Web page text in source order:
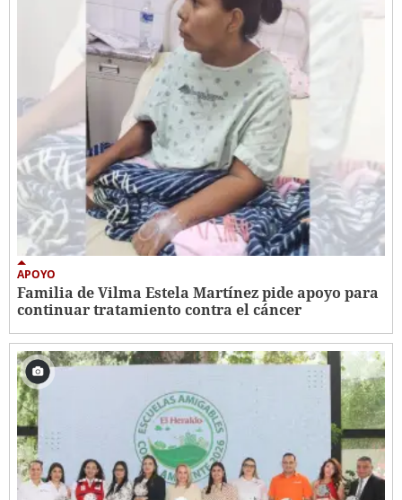
APOYO
Familia de Vilma Estela Martínez pide apoyo para
continuar tratamiento contra el cáncer